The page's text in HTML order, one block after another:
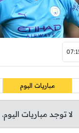
مباريات اليوم
لا توجد مباريات اليوم.